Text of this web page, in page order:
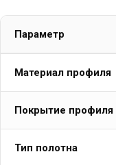
Параметр
Материал профиля
Покрытие профиля
Тип полотна